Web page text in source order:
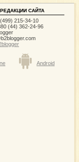
САЙТА
215-34-10
(44) 362-24-96
Android